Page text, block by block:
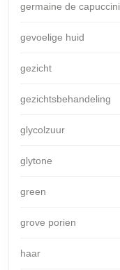
germaine de capuccini
gevoelige huid
gezicht
gezichtsbehandeling
glycolzuur
glytone
green
grove porien
haar